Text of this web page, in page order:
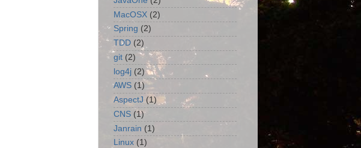
MacOSX (2)
Spring (2)
TDD (2)
git (2)
log4j (2)
AWS (1)
AspectJ (1)
CNS (1)
Janrain (1)
Linux (1)